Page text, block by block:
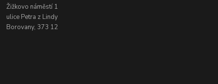
Žižkovo náměstí 1
ulice Petra z Lindy
Borovany, 373 12